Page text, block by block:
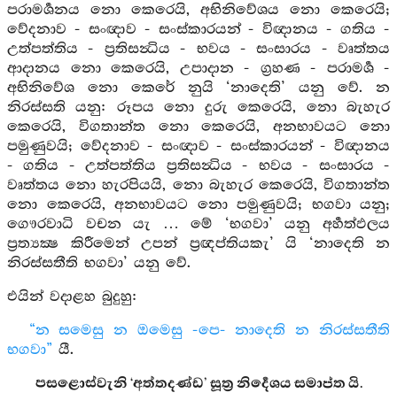
පරාමර්‍ශනය නො කෙරෙයි, අභිනිවේශය නො කෙරෙයි;
වේදනාව - සංඥාව - සංස්කාරයන් - විඥානය - ගතිය -
උත්පත්තිය - ප්‍රතිසන්‍ධිය - භවය - සංසාරය - වෘත්තය
ආදානය නො කෙරෙයි, උපාදාන - ග්‍රහණ - පරාමර්‍ශ -
අභිනිවේශ නො කෙරේ නුයි ‘නාදෙති’ යනු වේ. න
නිරස්සති යනු: රූපය නො දුරු කෙරෙයි, නො බැහැර
කෙරෙයි, විගතාන්ත නො කෙරෙයි, අනභාවයට නො
පමුණුවයි; වේදනාව - සංඥාව - සංස්කාරයන් - විඥානය
- ගතිය - උත්පත්තිය ප්‍රතිසන්‍ධිය - භවය - සංසාරය -
වෘත්තය නො හැරපියයි, නො බැහැර කෙරෙයි, විගතාන්ත
නො කෙරෙයි, අනභාවයට නො පමුණුවයි; භගවා යනු;
ගෞරවාධි වචන යැ … මේ ‘භගවා’ යනු අර්‍හත්ඵලය
ප්‍රත්‍යක්‍ෂ කිරීමෙන් උපන් ප්‍රඥප්තියකැ’ යි ‘නාදෙති න
නිරස්සතීති භගවා’ යනු වේ.
එයින් වදාළහ බුදුහු:
“න සමෙසු න ඔමෙසු -පෙ- නාදෙති න නිරස්සතීති
භගවා” යී.
පසළොස්වැනි ‘අත්තදණ්ඩ’ සූත්‍ර නිර්‍දෙශය සමාප්ත යි.